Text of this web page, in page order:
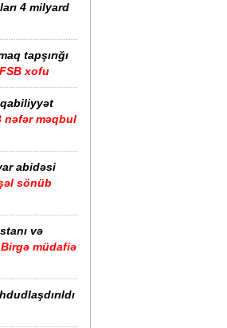
4 milyard
tapşırığı
xofu
nəfər məqbul
abidəsi
sönüb
və
Birgə müdafiə